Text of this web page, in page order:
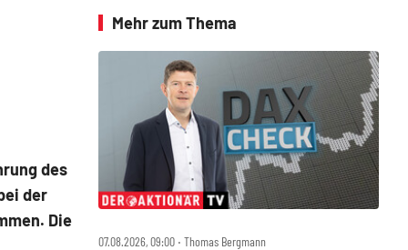
des
der
Die
Mehr zum Thema
07.08.2026, 09:00 ‧ Thomas Bergmann